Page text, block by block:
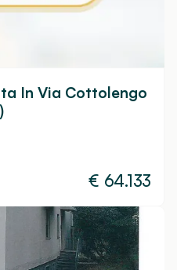
In Via Cottolengo
€ 64.133